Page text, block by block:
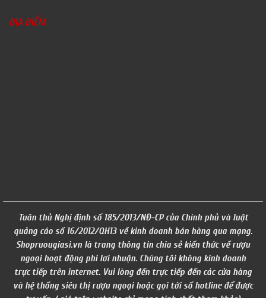
ĐỊA ĐIỂM
Tuân thủ Nghị định số 185/2013/NĐ-CP của Chính phủ và luật
quảng cáo số 16/2012/QH13 về kinh doanh bán hàng qua mạng.
Shopruougiasi.vn là trang thông tin chia sẻ kiến thức về rượu
ngoại hoạt động phi lơi nhuận. Chúng tôi không kinh doanh
trực tiếp trên internet. Vui lòng đến trực tiếp đến các cửa hàng
và hệ thống siêu thị rượu ngoại hoặc gọi tới số hotline để được